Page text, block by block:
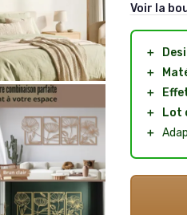
Voir la
＋
＋
＋
＋
Lot
＋